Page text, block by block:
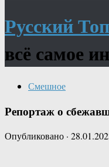
Русский Топ
всё самое
Смешное
Репортаж о
Опубликовано ·